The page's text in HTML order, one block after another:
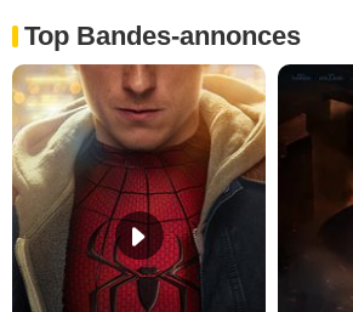
Top Bandes-annonces